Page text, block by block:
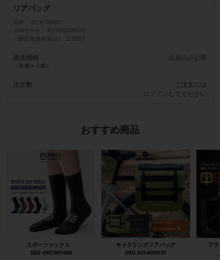
リアバッグ
品番
30141700001
JANコード
4573335708539
一般販売価格(税込)
2,739円
販売価格
（単価 × 入数）
会員のみ公開
注文数
ご注文には
ログイン してください
おすすめ商品
スポーツソックス
SKU:4921001600
サイクリングリアバッグ
SKU:3014009101
フラ